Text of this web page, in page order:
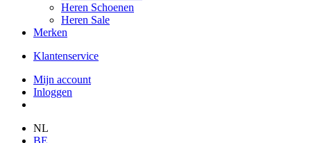
Heren Schoenen
Heren Sale
Merken
Klantenservice
Mijn account
Inloggen
NL
BE